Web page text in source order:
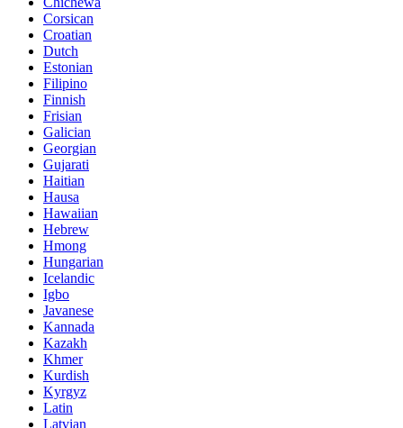
Corsican
Croatian
Dutch
Estonian
Filipino
Finnish
Frisian
Galician
Georgian
Gujarati
Haitian
Hausa
Hawaiian
Hebrew
Hmong
Hungarian
Icelandic
Igbo
Javanese
Kannada
Kazakh
Khmer
Kurdish
Kyrgyz
Latin
Latvian